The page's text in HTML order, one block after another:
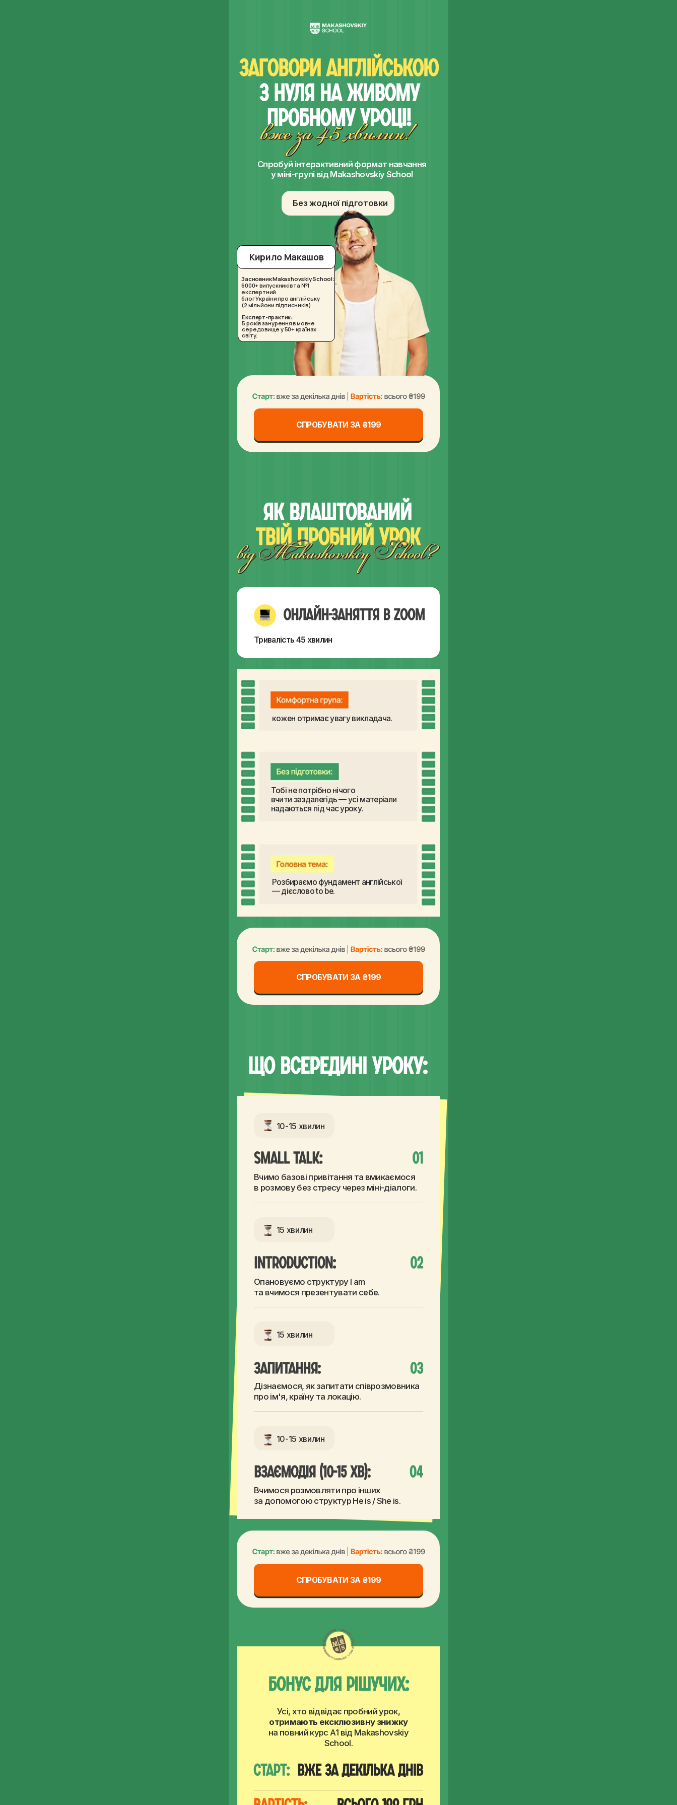
Без жодної підготовки
Спробуй інтерактивний формат навчання
у міні-групі від Makashovskiy School
Тривалість 45 хвилин
в розмову без стресу через міні-діалоги.
10-15 хвилин
та вчимося презентувати себе.
15 хвилин
Дізнаємося, як запитати співрозмовника
15 хвилин
Вчимося розмовляти про інших
за допомогою структур He is / She is.
10-15 хвилин
СПРОБУВАТИ ЗА ₴199
отримають ексклюзивну знижку
на повний курс А1 від Makashovskiy
School.
необхідну інформацію в нашому Telegram-боті
одразу після реєстрації.
СПРОБУВАТИ ЗА ₴199
кожен отримає увагу викладача.
Тобі не потрібно нічого
вчити заздалегідь — усі матеріали
надаються під час уроку.
Розбираємо фундамент англійської
— дієслово to be.
СПРОБУВАТИ ЗА ₴199
Експерт-практик:
5 років занурення в мовне
середовище у 50+ країнах
Засновник Makashovskiy School:
6000+ випускників та №1
блог України про англійську